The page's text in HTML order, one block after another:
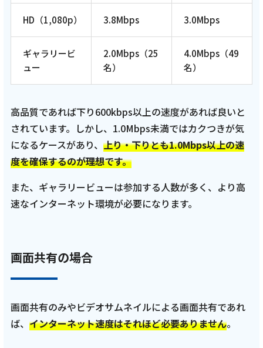
HD（1,080p） 3.8Mbps 3.0Mbps
ギャラリービ
ュー
2.0Mbps（25
名）
4.0Mbps（49
名）
高品質であれば下り600kbps以上の速度があれば良いと
されています。しかし、1.0Mbps未満ではカクつきが気
になるケースがあり、 上り・下りとも1.0Mbps以上の速
度を確保するのが理想です。
また、ギャラリービューは参加する人数が多く、より高
速なインターネット環境が必要になります。
画面共有の場合
画面共有のみやビデオサムネイルによる画面共有であれ
ば、 インターネット速度はそれほど必要ありません。